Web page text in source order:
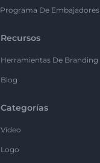
Programa De Embajadores
Recursos
Herramientas De Branding
Blog
Categorías
Vídeo
Logo